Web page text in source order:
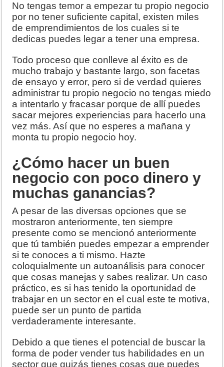
No tengas temor a empezar tu propio negocio
por no tener suficiente capital, existen miles
de emprendimientos de los cuales si te
dedicas puedes legar a tener una empresa.
Todo proceso que conlleve al éxito es de
mucho trabajo y bastante largo, son facetas
de ensayo y error, pero si de verdad quieres
administrar tu propio negocio no tengas miedo
a intentarlo y fracasar porque de allí puedes
sacar mejores experiencias para hacerlo una
vez más. Así que no esperes a mañana y
monta tu propio negocio hoy.
¿Cómo hacer un buen
negocio con poco dinero y
muchas ganancias?
A pesar de las diversas opciones que se
mostraron anteriormente, ten siempre
presente como se mencionó anteriormente
que tú también puedes empezar a emprender
si te conoces a ti mismo. Hazte
coloquialmente un autoanálisis para conocer
que cosas manejas y sabes realizar. Un caso
práctico, es si has tenido la oportunidad de
trabajar en un sector en el cual este te motiva,
puede ser un punto de partida
verdaderamente interesante.
Debido a que tienes el potencial de buscar la
forma de poder vender tus habilidades en un
sector que quizás tienes cosas que puedes